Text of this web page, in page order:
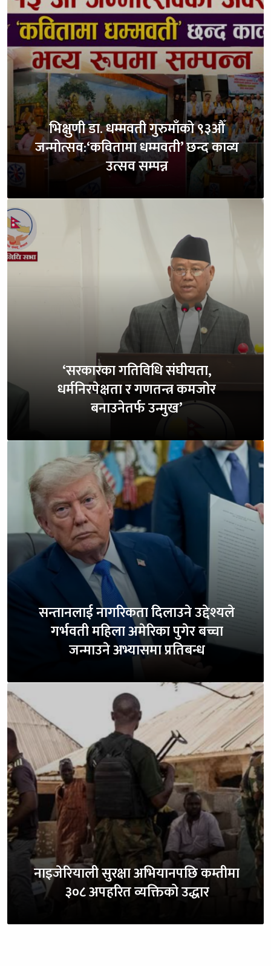
भिक्षुणी डा. धम्मवती गुरुमाँको ९३औँ
जन्मोत्सव:‘कवितामा धम्मवती’ छन्द काव्य
उत्सव सम्पन्न
‘सरकारका गतिविधि संघीयता,
धर्मनिरपेक्षता र गणतन्त्र कमजोर
बनाउनेतर्फ उन्मुख’
सन्तानलाई नागरिकता दिलाउने उद्देश्यले
गर्भवती महिला अमेरिका पुगेर बच्चा
जन्माउने अभ्यासमा प्रतिबन्ध
नाइजेरियाली सुरक्षा अभियानपछि कम्तीमा
३०८ अपहरित व्यक्तिको उद्धार